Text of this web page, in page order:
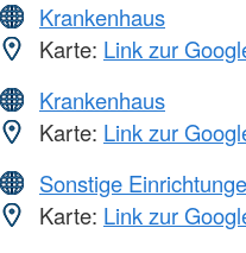
Krankenhaus
Karte: Link zur
Krankenhaus
Karte: Link zur
Sonstige
Karte: Link zur